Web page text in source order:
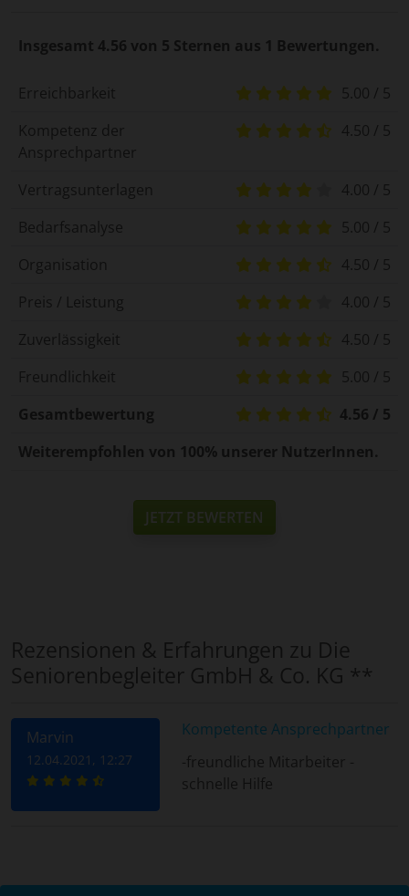
Insgesamt 4.56 von 5 Sternen aus 1 Bewertungen.
Erreichbarkeit
5.00 / 5
Kompetenz der
Ansprechpartner
4.50 / 5
Vertragsunterlagen
4.00 / 5
Bedarfsanalyse
5.00 / 5
Organisation
4.50 / 5
Preis / Leistung
4.00 / 5
Zuverlässigkeit
4.50 / 5
Freundlichkeit
5.00 / 5
Gesamtbewertung
4.56 / 5
Weiterempfohlen von 100% unserer NutzerInnen.
JETZT BEWERTEN
Rezensionen & Erfahrungen zu Die
Seniorenbegleiter GmbH & Co. KG **
Marvin
12.04.2021, 12:27
Kompetente Ansprechpartner
-freundliche Mitarbeiter -
schnelle Hilfe